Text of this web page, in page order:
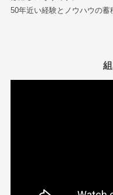
50年近い経験とノウハウの蓄